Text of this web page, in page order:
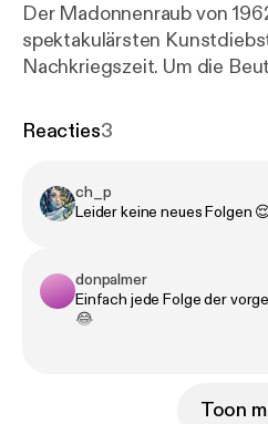
Der Madonnenraub von
spektakulärsten
Nachkriegszeit. Um die
Madonna und kann mit der
verfügbar. Der Artikel
überarbeitet. Zum
Schønlein Media:
Reacties3
ch_p
Leider keine neues Folgen
donpalmer
Einfach jede Folge der
😂
Toon